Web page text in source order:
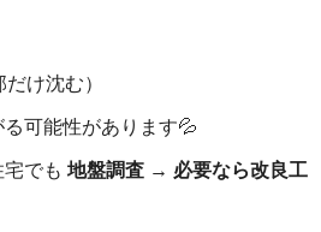
け沈む）
可能性があります💦
でも 地盤調査 → 必要なら改良工